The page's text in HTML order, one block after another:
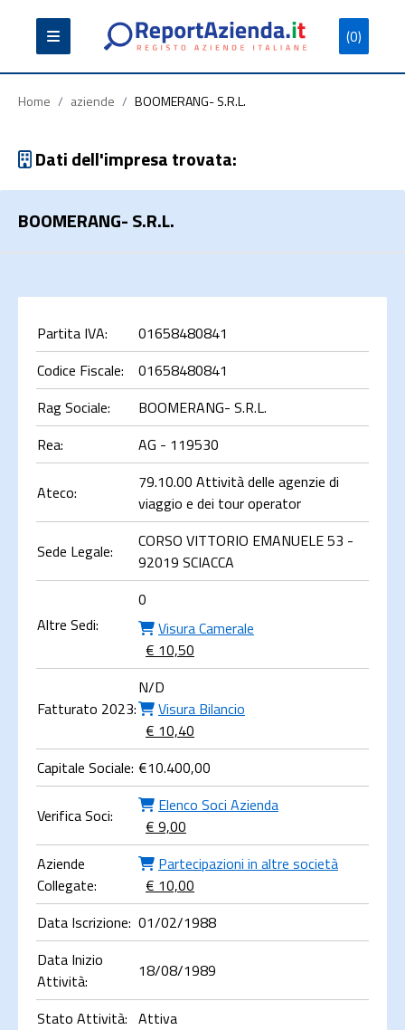
(0)
Partita
Iva
Codice
Fiscale
Ragione
Sociale
Cerca
Home / aziende / BOOMERANG- S.R.L.
Dati dell'impresa trovata:
BOOMERANG- S.R.L.
Partita IVA:
01658480841
Codice Fiscale:
01658480841
Rag Sociale:
BOOMERANG- S.R.L.
Rea:
AG - 119530
Ateco:
79.10.00 Attività delle agenzie di
viaggio e dei tour operator
Sede Legale:
CORSO VITTORIO EMANUELE 53 -
92019 SCIACCA
Altre Sedi:
0
Visura Camerale
€ 10,50
Fatturato 2023:
N/D
Visura Bilancio
€ 10,40
Capitale Sociale: €10.400,00
Verifica Soci:
Elenco Soci Azienda
€ 9,00
Aziende
Collegate:
Partecipazioni in altre società
€ 10,00
Data Iscrizione: 01/02/1988
Data Inizio
Attività:
18/08/1989
Stato Attività: Attiva